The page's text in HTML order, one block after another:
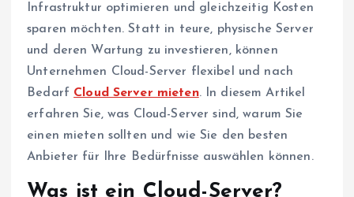
Infrastruktur optimieren und gleichzeitig Kosten
sparen möchten. Statt in teure, physische Server
und deren Wartung zu investieren, können
Unternehmen Cloud-Server flexibel und nach
Bedarf Cloud Server mieten. In diesem Artikel
erfahren Sie, was Cloud-Server sind, warum Sie
einen mieten sollten und wie Sie den besten
Anbieter für Ihre Bedürfnisse auswählen können.
Was ist ein Cloud-Server?